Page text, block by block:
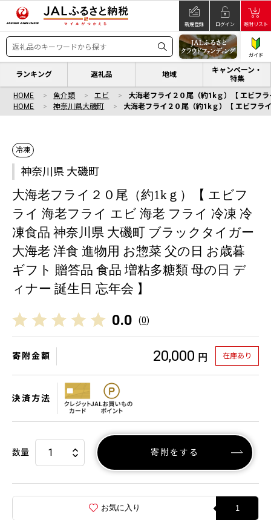
新規登録 ログイン 寄附リスト
ガイド
ランキング 返礼品 地域
キャンペーン・
特集
HOME 魚介類 エビ
大海老フライ２０尾（約1kｇ）【 エビフ
HOME
神奈川県大磯町 大海老フライ２０尾（約1kｇ）【 エビフラ
冷凍
神奈川県 大磯町
大海老フライ２０尾（約1kｇ）【 エビフ
ライ 海老フライ エビ 海老 フライ 冷凍 冷
凍食品 神奈川県 大磯町 ブラックタイガー
大海老 洋食 進物用 お惣菜 父の日 お歳暮
ギフト 贈答品 食品 増粘多糖類 母の日 デ
ィナー 誕生日 忘年会 】
0.0 (0)
寄附金額 20,000 円 在庫あり
決済方法
数量 寄附をする
お気に入り 1